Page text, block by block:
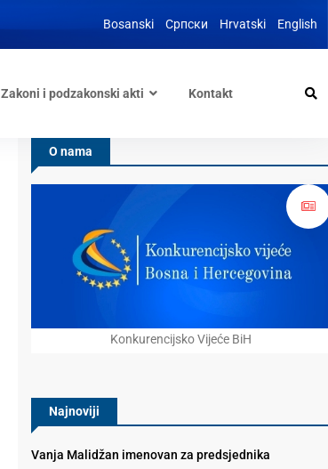
Bosanski Српски Hrvatski English
Zakoni i podzakonski akti Kontakt
O nama
Konkurencijsko Vijeće BiH
Najnoviji
Vanja Malidžan imenovan za predsjednika